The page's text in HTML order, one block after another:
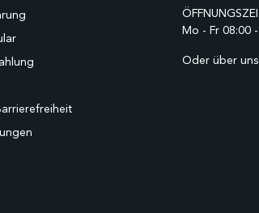
Mo - Fr 08:00
Oder über